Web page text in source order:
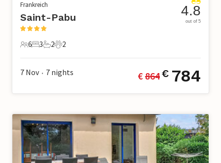
Frankreich
Saint-Pabu
6 Gäste
6
3 Schlafzimmer
3
2 Badezimmer
2
2 Haustiere
2
4.8
out of 5
7 Nov • 7 nights € 864€ 784